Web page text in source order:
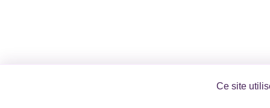
Ce site